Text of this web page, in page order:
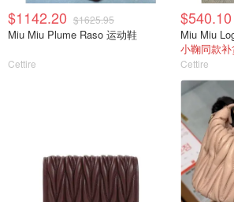
$1142.20 $1625.95
Miu Miu Plume Raso 运动鞋
Cettire
$540.10
Miu Miu
小鞠同款
Cettire